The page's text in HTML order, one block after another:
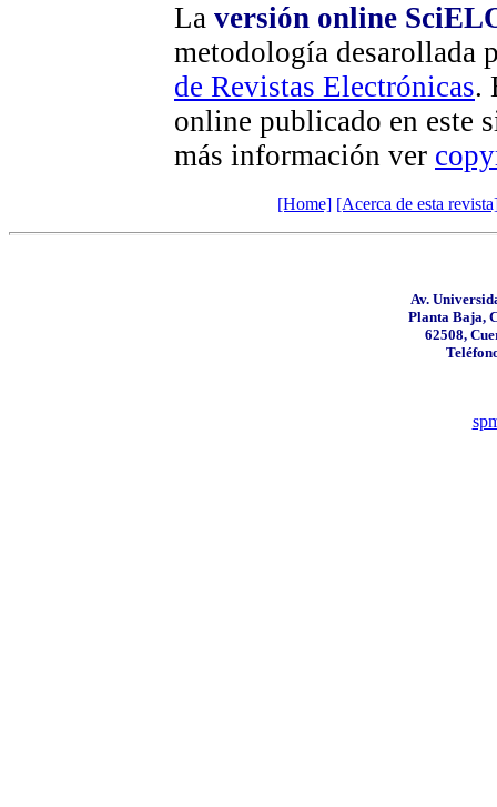
La versión online
metodología desarollada
de Revistas Electrónicas.
online publicado en este
más información ver
[Home] [Acerca de esta
Av.
Planta Baja,
62508,